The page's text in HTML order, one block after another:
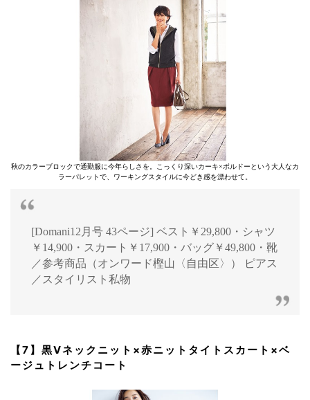
秋のカラーブロックで通勤服に今年らしさを。こっくり深いカーキ×ボルドーという大人なカ
ラーパレットで、ワーキングスタイルに今どき感を漂わせて。
[Domani12月号 43ページ] ベスト￥29,800・シャツ
￥14,900・スカート￥17,900・バッグ￥49,800・靴
／参考商品（オンワード樫山〈自由区〉） ピアス
／スタイリスト私物
【7】黒Vネックニット×赤ニットタイトスカート×ベ
ージュトレンチコート